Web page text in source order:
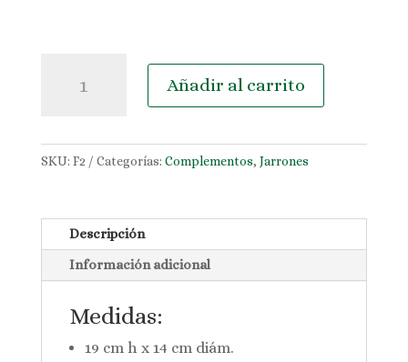
Añadir al carrito
SKU: F2 Categorías: Complementos, Jarrones
Descripción
Información adicional
Medidas:
19 cm h x 14 cm diám.